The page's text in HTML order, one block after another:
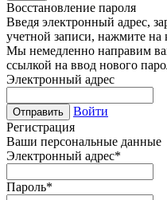
Восстановление пароля
Введя электронный адрес,
учетной записи, нажмите на
Мы немедленно направим
ссылкой на ввод нового
Электронный адрес
Отправить
Войти
Регистрация
Ваши персональные данные
Электронный адрес*
Пароль*